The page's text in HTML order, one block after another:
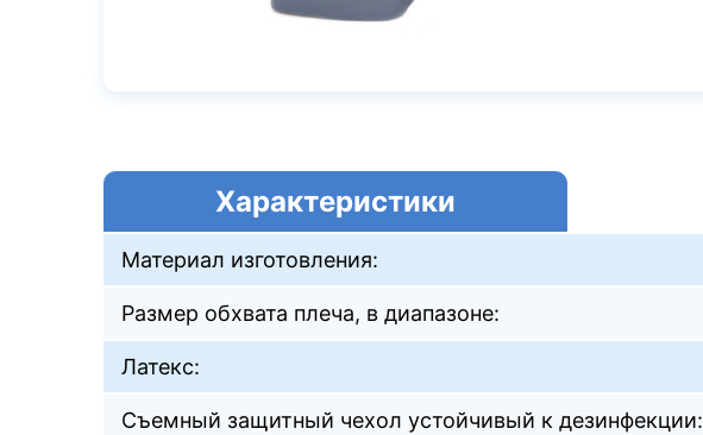
Характеристики
Материал изготовления:
Размер обхвата плеча, в диапазоне:
Латекс:
Cъемный защитный чехол устойчивый к дезинфекции: